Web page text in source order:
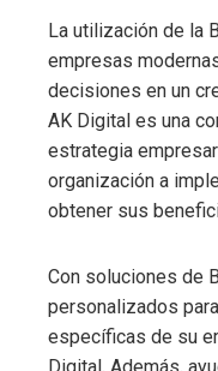
La utilización de la
empresas
decisiones en un
AK Digital es una
estrategia
organización a
obtener sus
Con soluciones de
personalizados
específicas de su